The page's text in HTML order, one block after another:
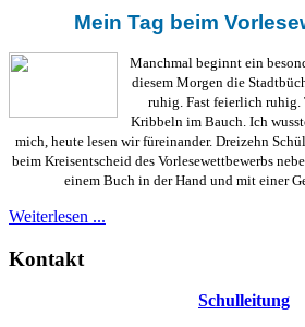
Mein Tag beim
Manchmal beginnt ein
diesem Morgen die
ruhig. Fast feierlich ruhig.
Kribbeln im Bauch. Ich
mich, heute lesen wir füreinander. Dreizehn
beim Kreisentscheid des Vorlesewettbewerbs
einem Buch in der Hand und mit einer
Weiterlesen ...
Kontakt
Schulleitung